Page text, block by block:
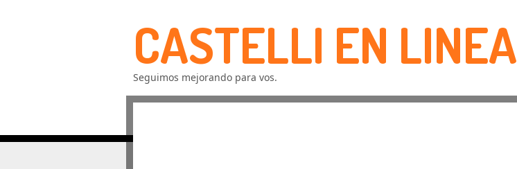
CASTELLI EN LINEA
Seguimos mejorando para vos.